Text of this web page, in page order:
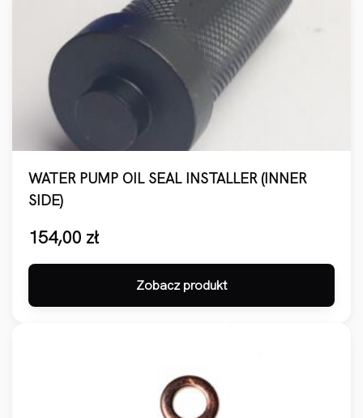
WATER PUMP OIL SEAL INSTALLER (INNER
SIDE)
154,00 zł
Zobacz produkt